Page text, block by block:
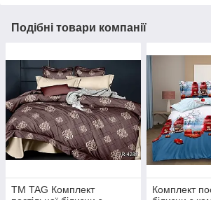
Подібні товари компанії
ТМ TAG Комплект
Комплект